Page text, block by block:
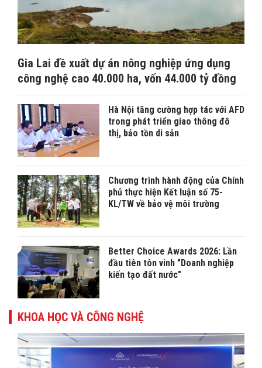
Gia Lai đề xuất dự án nông nghiệp ứng dụng
công nghệ cao 40.000 ha, vốn 44.000 tỷ đồng
Hà Nội tăng cường hợp tác với AFD
trong phát triển giao thông đô
thị, bảo tồn di sản
Chương trình hành động của Chính
phủ thực hiện Kết luận số 75-
KL/TW về bảo vệ môi trường
Better Choice Awards 2026: Lần
đầu tiên tôn vinh "Doanh nghiệp
kiến tạo đất nước"
KHOA HỌC VÀ CÔNG NGHỆ